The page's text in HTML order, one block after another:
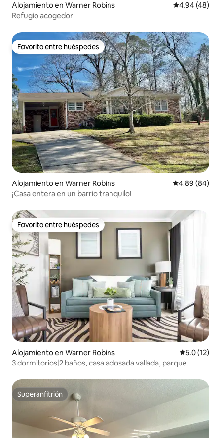
Alojamiento en Warner Robins Calificación
4.94 (48)
Refugio acogedor
Favorito entre huéspedes
Favorito entre huéspedes
Alojamiento en Warner Robins Calificación
4.89 (84)
¡Casa entera en un barrio tranquilo!
Favorito entre huéspedes
Favorito entre huéspedes
Alojamiento en Warner Robins Calificación
5.0 (12)
3 dormitorios|2 baños, casa adosada vallada, parque
Superanfitrión
Superanfitrión